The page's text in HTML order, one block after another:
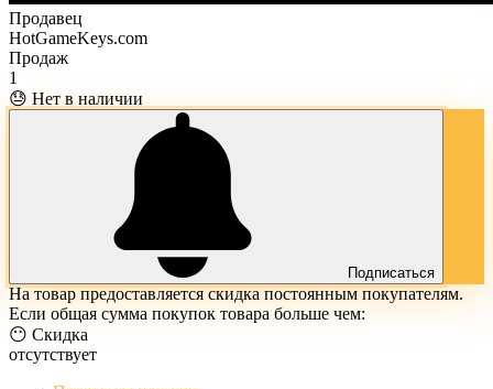
Продавец
HotGameKeys.com
Продаж
1
😓 Нет в наличии
Подписаться
На товар предоставляется скидка постоянным покупателям.
Если общая сумма покупок товара больше чем:
😶 Скидка
отсутствует